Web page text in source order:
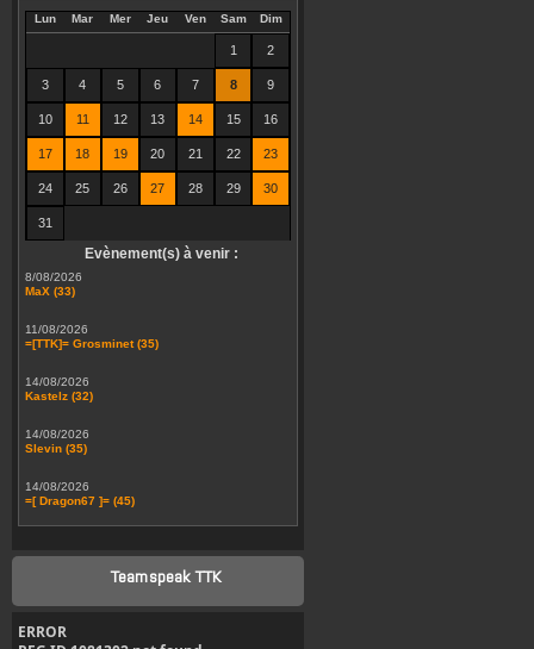
Lun Mar Mer Jeu Ven Sam Dim
1 2
3 4 5 6 7 8 9
10 11 12 13 14 15 16
17 18 19 20 21 22 23
24 25 26 27 28 29 30
31
Evènement(s) à venir :
8/08/2026
MaX (33)
11/08/2026
=[TTK]= Grosminet (35)
14/08/2026
Kastelz (32)
14/08/2026
Slevin (35)
14/08/2026
=[ Dragon67 ]= (45)
Teamspeak TTK
ERROR